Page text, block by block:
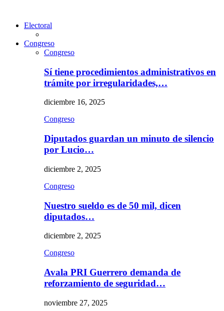
Electoral
Congreso
Congreso
Sí tiene procedimientos administrativos en
trámite por irregularidades,…
diciembre 16, 2025
Congreso
Diputados guardan un minuto de silencio
por Lucio…
diciembre 2, 2025
Congreso
Nuestro sueldo es de 50 mil, dicen
diputados…
diciembre 2, 2025
Congreso
Avala PRI Guerrero demanda de
reforzamiento de seguridad…
noviembre 27, 2025